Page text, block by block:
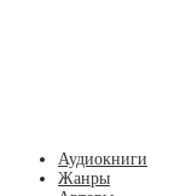
Аудиокниги
Жанры